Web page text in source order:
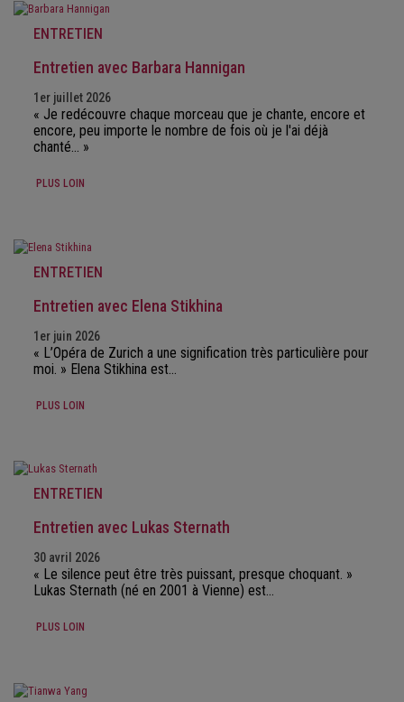
ENTRETIEN
Entretien avec Barbara Hannigan
1er juillet 2026
« Je redécouvre chaque morceau que je chante, encore et
encore, peu importe le nombre de fois où je l'ai déjà
chanté... »
PLUS LOIN
ENTRETIEN
Entretien avec Elena Stikhina
1er juin 2026
« L’Opéra de Zurich a une signification très particulière pour
moi. » Elena Stikhina est…
PLUS LOIN
ENTRETIEN
Entretien avec Lukas Sternath
30 avril 2026
« Le silence peut être très puissant, presque choquant. »
Lukas Sternath (né en 2001 à Vienne) est…
PLUS LOIN